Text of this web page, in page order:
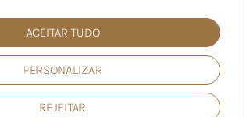
PERSONALIZAR
REJEITAR
ACEITAR TUDO
os direitos reservados. | Desenvolvido porRD Exclusive.
Agência de Marketing Digital.
Política de Privacidade Termos de Uso